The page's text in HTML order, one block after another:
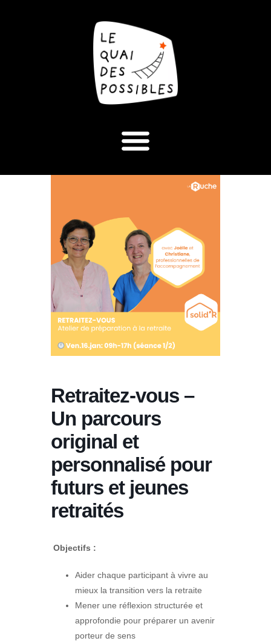
Retraitez-vous –
Un parcours
original et
personnalisé pour
futurs et jeunes
retraités
Objectifs :
Aider chaque participant à vivre au
mieux la transition vers la retraite
Mener une réflexion structurée et
approfondie pour préparer un avenir
porteur de sens